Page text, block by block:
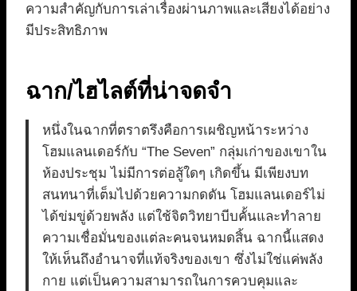
ความสำคัญกับการเล่าเรื่องผ่านภาพและเสียงได้อย่าง
มีประสิทธิภาพ
ฉาก/ไฮไลต์ที่น่าจดจำ
หนึ่งในฉากที่ตราตรึงคือการเผชิญหน้าระหว่าง
โฮมแลนเดอร์กับ “The Seven” กลุ่มเก่าของเขาใน
ห้องประชุม ไม่มีการต่อสู้ใดๆ เกิดขึ้น มีเพียงบท
สนทนาที่เต็มไปด้วยความกดดัน โฮมแลนเดอร์ไม่
ได้ข่มขู่ด้วยพลัง แต่ใช้จิตวิทยาบีบคั้นและทำลาย
ความเชื่อมั่นของแต่ละคนจนหมดสิ้น ฉากนี้แสดง
ให้เห็นถึงอำนาจที่แท้จริงของเขา ซึ่งไม่ใช่แค่พลัง
กาย แต่เป็นความสามารถในการควบคุมและ